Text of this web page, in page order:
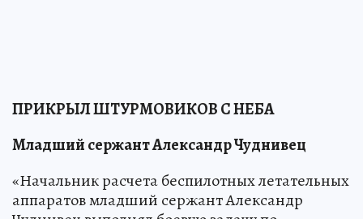
ПРИКРЫЛ ШТУРМОВИКОВ С НЕБА
Младший сержант Александр Чуднивец
«Начальник расчета беспилотных летательных
аппаратов младший сержант Александр